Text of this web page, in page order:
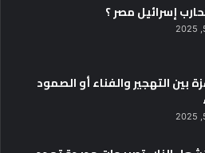
إسرائيل مصر ؟
بين التهجير والفناء أو الصمود